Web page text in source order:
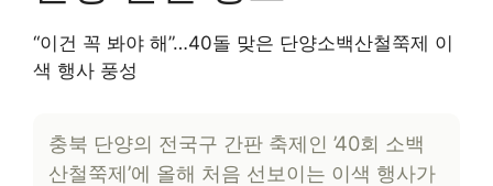
“이건 꼭 봐야 해”…40돌 맞은 단양소백산철쭉제 이
색 행사 풍성
충북 단양의 전국구 간판 축제인 ’40회 소백
산철쭉제’에 올해 처음 선보이는 이색 행사가